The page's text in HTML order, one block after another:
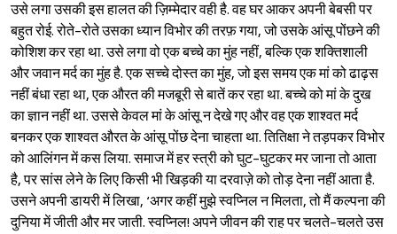
उसे लगा उसकी इस हालत की ज़िम्मेदार वही है. वह घर आकर अपनी बेबसी पर
बहुत रोई. रोते-रोते उसका ध्यान विभोर की तरफ़ गया, जो उसके आंसू पोंछने की
कोशिश कर रहा था. उसे लगा वो एक बच्चे का मुंह नहीं, बल्कि एक शक्तिशाली
और जवान मर्द का मुंह है. एक सच्चे दोस्त का मुंह, जो इस समय एक मां को ढाढ़स
नहीं बंधा रहा था, एक औरत की मजबूरी से बातें कर रहा था. बच्चे को मां के दुख
का ज्ञान नहीं था. उससे केवल मां के आंसू न देखे गए और वह एक शाश्‍वत मर्द
बनकर एक शाश्‍वत औरत के आंसू पोंछ देना चाहता था. तितिक्षा ने तड़पकर विभोर
को आलिंगन में कस लिया. समाज में हर स्त्री को घुट-घुटकर मर जाना तो आता
है, पर सांस लेने के लिए किसी भी खिड़की या दरवाज़े को तोड़ देना नहीं आता है.
उसने अपनी डायरी में लिखा, ‘अगर कहीं मुझे स्वप्निल न मिलता, तो मैं कल्पना की
दुनिया में जीती और मर जाती. स्वप्निल! अपने जीवन की राह पर चलते-चलते उस